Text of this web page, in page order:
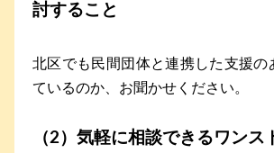
討すること
北区でも民間団体と連携した支援の
ているのか、お聞かせください。
（2）気軽に相談できるワンス